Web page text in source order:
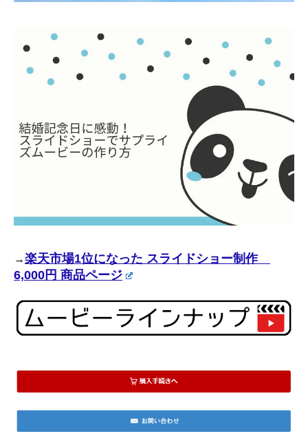
→楽天市場1位になった スライドショー制作
6,000円 商品ページ